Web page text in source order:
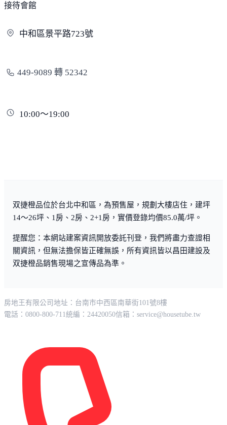
接待會館
中和區景平路723號
449-9089 轉 52342
10:00～19:00
双捷橙品位於台北中和區，為預售屋，規劃大樓店住，建坪
14～26坪、1房、2房、2+1房，實價登錄均價85.0萬/坪。
提醒您：本網站建案資訊開放委託刊登，我們將盡力查證相
關資訊，但無法擔保皆正確無誤，所有資訊皆以昌田建設及
双捷橙品銷售現場之宣傳品為準。
房地王有限公司 地址：台南市中西區南華街101號8樓
電話：0800-800-711統編：24420050信箱： service@housetube.tw